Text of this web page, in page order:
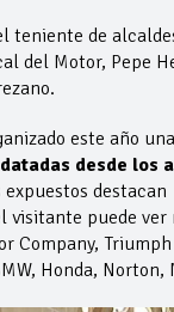
teniente de
del Motor, Pepe
este año
desde los
puede
Company,
Honda, Norton,